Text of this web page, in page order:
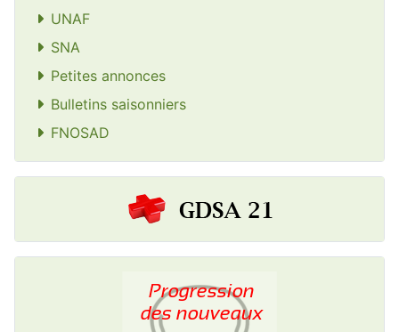
UNAF
SNA
Petites annonces
Bulletins saisonniers
FNOSAD